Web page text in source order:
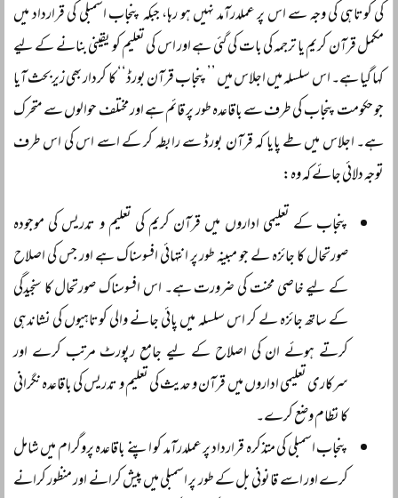
کی کوتاہی کی وجہ سے اس پر عملدرآمد نہیں ہو رہا، جبکہ پنجاب اسمبلی کی قرارداد میں
مکمل قرآن کریم یا ترجمہ کی بات کی گئی ہے اور اس کی تعلیم کو یقینی بنانے کے لیے
کہا گیا ہے۔ اس سلسلہ میں اجلاس میں ’’پنجاب قرآن بورڈ‘‘ کا کردار بھی زیربحث آیا
جو حکومت پنجاب کی طرف سے باقاعدہ طور پر قائم ہے اور مختلف حوالوں سے متحرک
ہے۔ اجلاس میں طے پایا کہ قرآن بورڈ سے رابطہ کر کے اسے اس کی اس طرف
توجہ دلائی جائے کہ وہ:
پنجاب کے تعلیمی اداروں میں قرآن کریم کی تعلیم و تدریس کی موجودہ
صورتحال کا جائزہ لے جو مبینہ طور پر انتہائی افسوسناک ہے اور جس کی اصلاح
کے لیے خاصی محنت کی ضرورت ہے۔ اس افسوسناک صورتحال کا سنجیدگی
کے ساتھ جائزہ لے کر اس سلسلہ میں پائی جانے والی کوتاہیوں کی نشاندہی
کرتے ہوئے ان کی اصلاح کے لیے جامع رپورٹ مرتب کرے اور
سرکاری تعلیمی اداروں میں قرآن و حدیث کی تعلیم و تدریس کی باقاعدہ نگرانی
کا نظام وضع کرے۔
پنجاب اسمبلی کی متذکرہ قرارداد پر عملدرآمد کو اپنے باقاعدہ پروگرام میں شامل
کرے اور اسے قانونی بل کے طور پر اسمبلی میں پیش کرانے اور منظور کرانے